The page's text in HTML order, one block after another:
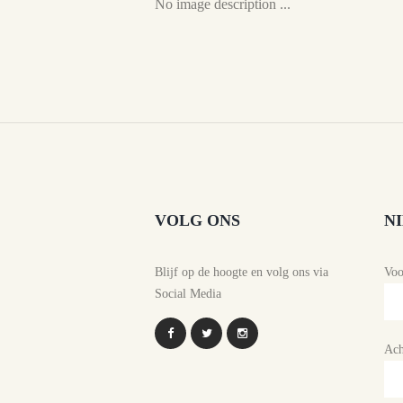
No image description ...
VOLG ONS
Blijf op de hoogte en volg ons via
Social Media